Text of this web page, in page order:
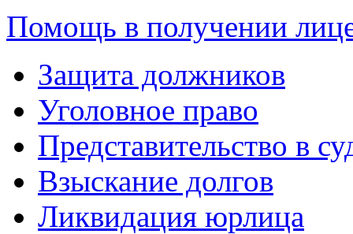
Помощь в получении
Защита должников
Уголовное право
Представительство в
Взыскание долгов
Ликвидация юрлица